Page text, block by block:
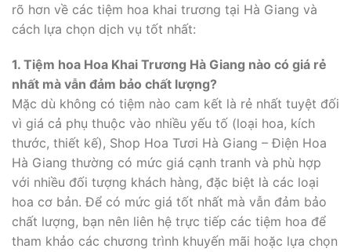
rõ hơn về các tiệm hoa khai trương tại Hà Giang và
cách lựa chọn dịch vụ tốt nhất:
1. Tiệm hoa Hoa Khai Trương Hà Giang nào có giá rẻ
nhất mà vẫn đảm bảo chất lượng?
Mặc dù không có tiệm nào cam kết là rẻ nhất tuyệt đối
vì giá cả phụ thuộc vào nhiều yếu tố (loại hoa, kích
thước, thiết kế), Shop Hoa Tươi Hà Giang – Điện Hoa
Hà Giang thường có mức giá cạnh tranh và phù hợp
với nhiều đối tượng khách hàng, đặc biệt là các loại
hoa cơ bản. Để có mức giá tốt nhất mà vẫn đảm bảo
chất lượng, bạn nên liên hệ trực tiếp các tiệm hoa để
tham khảo các chương trình khuyến mãi hoặc lựa chọn